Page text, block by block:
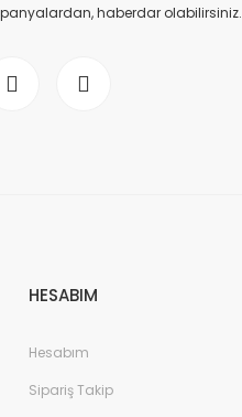
haberdar olabilirsiniz.
HESABIM
Hesabım
Sipariş Takip